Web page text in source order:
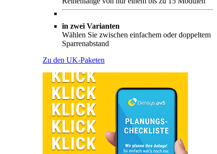
in zwei Varianten
Wählen Sie zwischen einfachem oder doppeltem
Sparrenabstand
Zu den UK-Paketen